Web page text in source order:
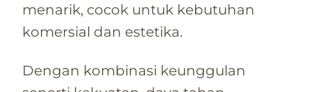
menarik, cocok untuk kebutuhan
komersial dan estetika.
Dengan kombinasi keunggulan